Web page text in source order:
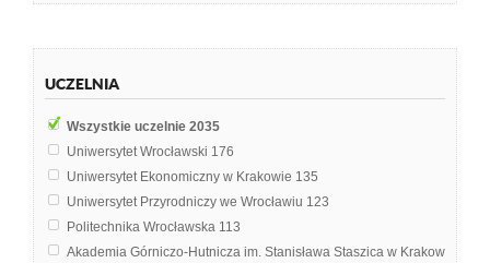
Geomorfologia
UCZELNIA
Wszystkie uczelnie 2035
Uniwersytet Wrocławski 176
Uniwersytet Ekonomiczny w Krakowie 135
Uniwersytet Przyrodniczy we Wrocławiu 123
Politechnika Wrocławska 113
Akademia Górniczo-Hutnicza im. Stanisława Staszica w Krakowie